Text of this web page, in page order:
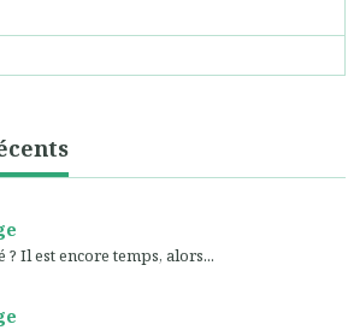
Il est encore temps, alors...